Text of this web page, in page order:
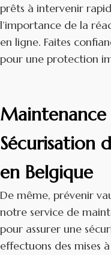
prêts à intervenir
l’importance de la
en ligne. Faites
pour une protection
Maintenance
Sécurisation
en Belgique
De même, prévenir
notre service de
pour assurer une
effectuons des mises